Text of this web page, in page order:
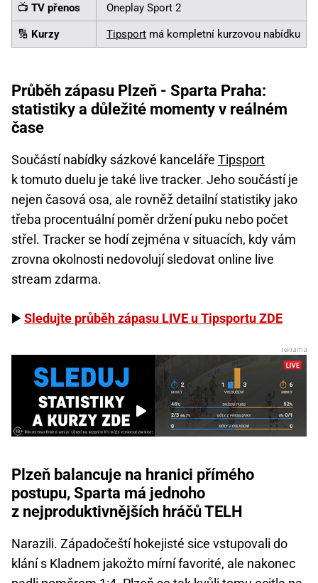
📺 TV přenos Oneplay Sport 2
🔢 Kurzy Tipsport má kompletní kurzovou nabídku
Průběh zápasu Plzeň - Sparta Praha:
statistiky a důležité momenty v reálném
čase
Součástí nabídky sázkové kanceláře Tipsport
k tomuto duelu je také live tracker. Jeho součástí je
nejen časová osa, ale rovněž detailní statistiky jako
třeba procentuální poměr držení puku nebo počet
střel. Tracker se hodí zejména v situacích, kdy vám
zrovna okolnosti nedovolují sledovat online live
stream zdarma.
▶️Sledujte průběh zápasu LIVE u Tipsportu ZDE
Plzeň balancuje na hranici přímého
postupu, Sparta má jednoho
z nejproduktivnějších hráčů TELH
Narazili. Západočeští hokejisté sice vstupovali do
klání s Kladnem jakožto mírní favorité, ale nakonec